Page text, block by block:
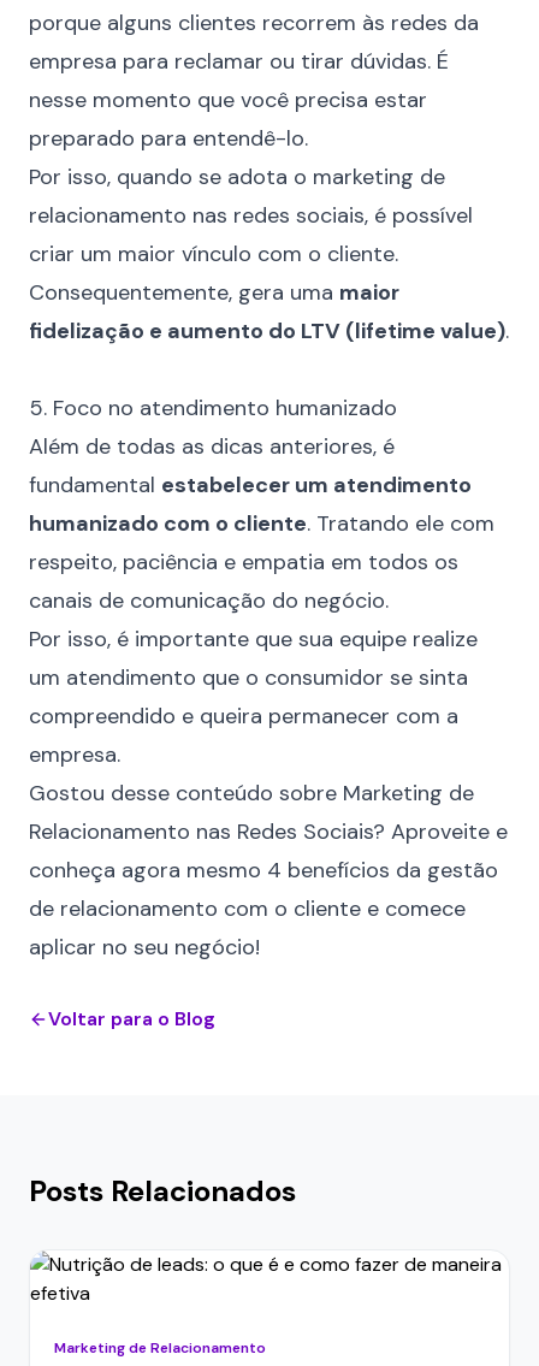
porque alguns clientes recorrem às redes da
empresa para reclamar ou tirar dúvidas. É
nesse momento que você precisa estar
preparado para entendê-lo.
Por isso, quando se adota o marketing de
relacionamento nas redes sociais, é possível
criar um maior vínculo com o cliente.
Consequentemente, gera uma maior
fidelização e aumento do LTV (lifetime value).
5. Foco no atendimento humanizado
Além de todas as dicas anteriores, é
fundamental estabelecer um atendimento
humanizado com o cliente. Tratando ele com
respeito, paciência e empatia em todos os
canais de comunicação do negócio.
Por isso, é importante que sua equipe realize
um atendimento que o consumidor se sinta
compreendido e queira permanecer com a
empresa.
Gostou desse conteúdo sobre Marketing de
Relacionamento nas Redes Sociais? Aproveite e
conheça agora mesmo 4 benefícios da gestão
de relacionamento com o cliente e comece
aplicar no seu negócio!
Voltar para o Blog
Posts Relacionados
Marketing de Relacionamento